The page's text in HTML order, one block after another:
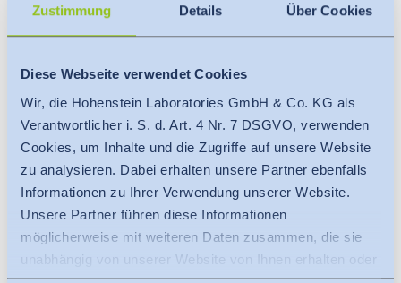
Zustimmung Details Über Cookies
Diese Webseite verwendet Cookies
Wir, die Hohenstein Laboratories GmbH & Co. KG als
Verantwortlicher i. S. d. Art. 4 Nr. 7 DSGVO, verwenden
Cookies, um Inhalte und die Zugriffe auf unsere Website
zu analysieren. Dabei erhalten unsere Partner ebenfalls
Informationen zu Ihrer Verwendung unserer Website.
Unsere Partner führen diese Informationen
möglicherweise mit weiteren Daten zusammen, die sie
unabhängig von unserer Website von Ihnen erhalten oder
Workshop werden die Grundlagen für eine qualitative und
zuverlässige Passformsimulation beschrieben und diskutiert.
Mitarbeiter aus allen Bereichen, die mit 3D Simulation von
Bekleidung arbeiten und sich speziell mit den Möglichkeiten
Workshop ist anwenderbezogen für den fortgeschrittenen
Nutzer ausgerichtet, dennoch bietet er auch interessante
Erkenntnisse für Neueinsteiger an, die mit Fragestellungen zur
Implementierung eines 3D Systems konfrontiert werden.
Kursleitung: